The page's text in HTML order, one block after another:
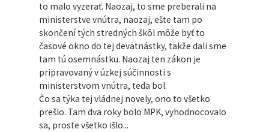
to malo vyzerať. Naozaj, to sme preberali na
ministerstve vnútra, naozaj, ešte tam po
skončení tých stredných škôl môže byť to
časové okno do tej devätnástky, takže dali sme
tam tú osemnástku. Naozaj ten zákon je
pripravovaný v úzkej súčinnosti s
ministerstvom vnútra, teda bol.
Čo sa týka tej vládnej novely, ono to všetko
prešlo. Tam dva roky bolo MPK, vyhodnocovalo
sa, proste všetko išlo...